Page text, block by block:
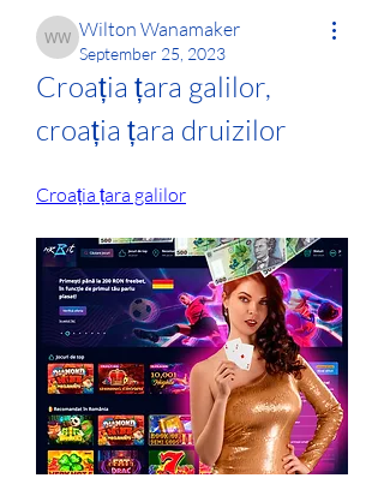
Wilton Wanamaker
Wilton Wanamaker
September 25, 2023
Croația țara galilor,
croația țara druizilor
Croația țara galilor